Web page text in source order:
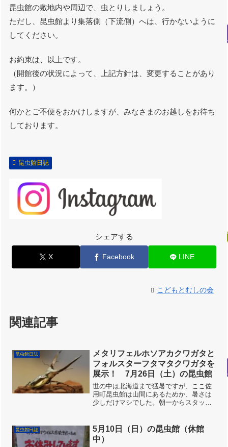
昆虫館の敷地内や周辺で、虫とりしましょう。
ただし、昆虫館より集落側（下流側）へは、行かないように
してください。
お約束は、以上です。
（開館後の状況によって、上記方針は、変更することがあり
ます。）
何かとご不便をおかけしますが、みなさまのお越しをお待ち
しております。
昆虫館日誌
シェアする
X Facebook LINE
こどもとむしの会
関連記事
昆虫館日誌
メタリフェルホソアカクワガタと
フォルスターフタマタクワガタを
展示！ 7月26日（土）の昆虫館
世の中は北海道まで猛暑ですが、ここ佐
用町昆虫館は山間にあるためか、暑さは
少しだけマシでした。朝一からスタッフ
た。（ヘビの苦手な人は閲覧注意！）閉
館後は自然の中に返しまし...
昆虫館日誌
5月10日（日）の昆虫館（休館
中）